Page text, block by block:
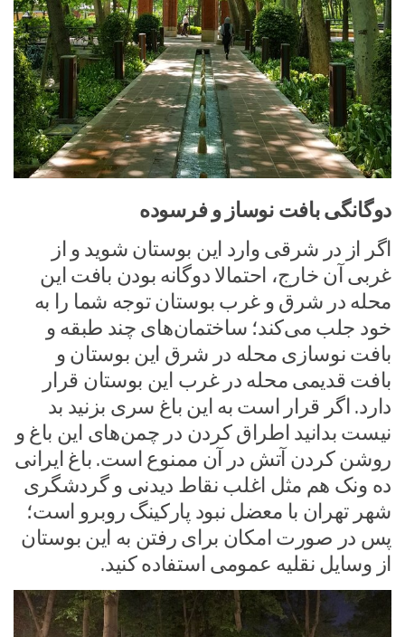
دوگانگی بافت نوساز و فرسوده
اگر از در شرقی وارد این بوستان شوید و از
غربی آن خارج‏، احتمالا دوگانه بودن بافت این
محله در شرق و غرب بوستان توجه شما را به
خود جلب می‌کند؛ ساختمان‌های چند طبقه و
بافت نوسازی محله در شرق این بوستان و
بافت قدیمی محله در غرب این بوستان قرار
دارد. اگر قرار است به این باغ سری بزنید بد
نیست بدانید اطراق کردن در چمن‌های این باغ و
روشن کردن آتش در آن ممنوع است. باغ ایرانی
ده ونک هم مثل اغلب نقاط دیدنی و گردشگری
شهر تهران با معضل نبود پارکینگ روبرو است؛
پس در صورت امکان برای رفتن به این بوستان
از وسایل نقلیه عمومی استفاده کنید.